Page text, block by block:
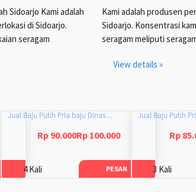
Sidoarjo Kami adalah
di Sidoarjo.
seragam
Kami adalah produsen
Sidoarjo. Konsentrasi
seragam meliputi
View details »
Jual Baju Putih Pria baju Dinas ...
Rp 90.000Rp 100.000
4 Kali PESAN
Jual Baju Putih
Rp
3 Kali